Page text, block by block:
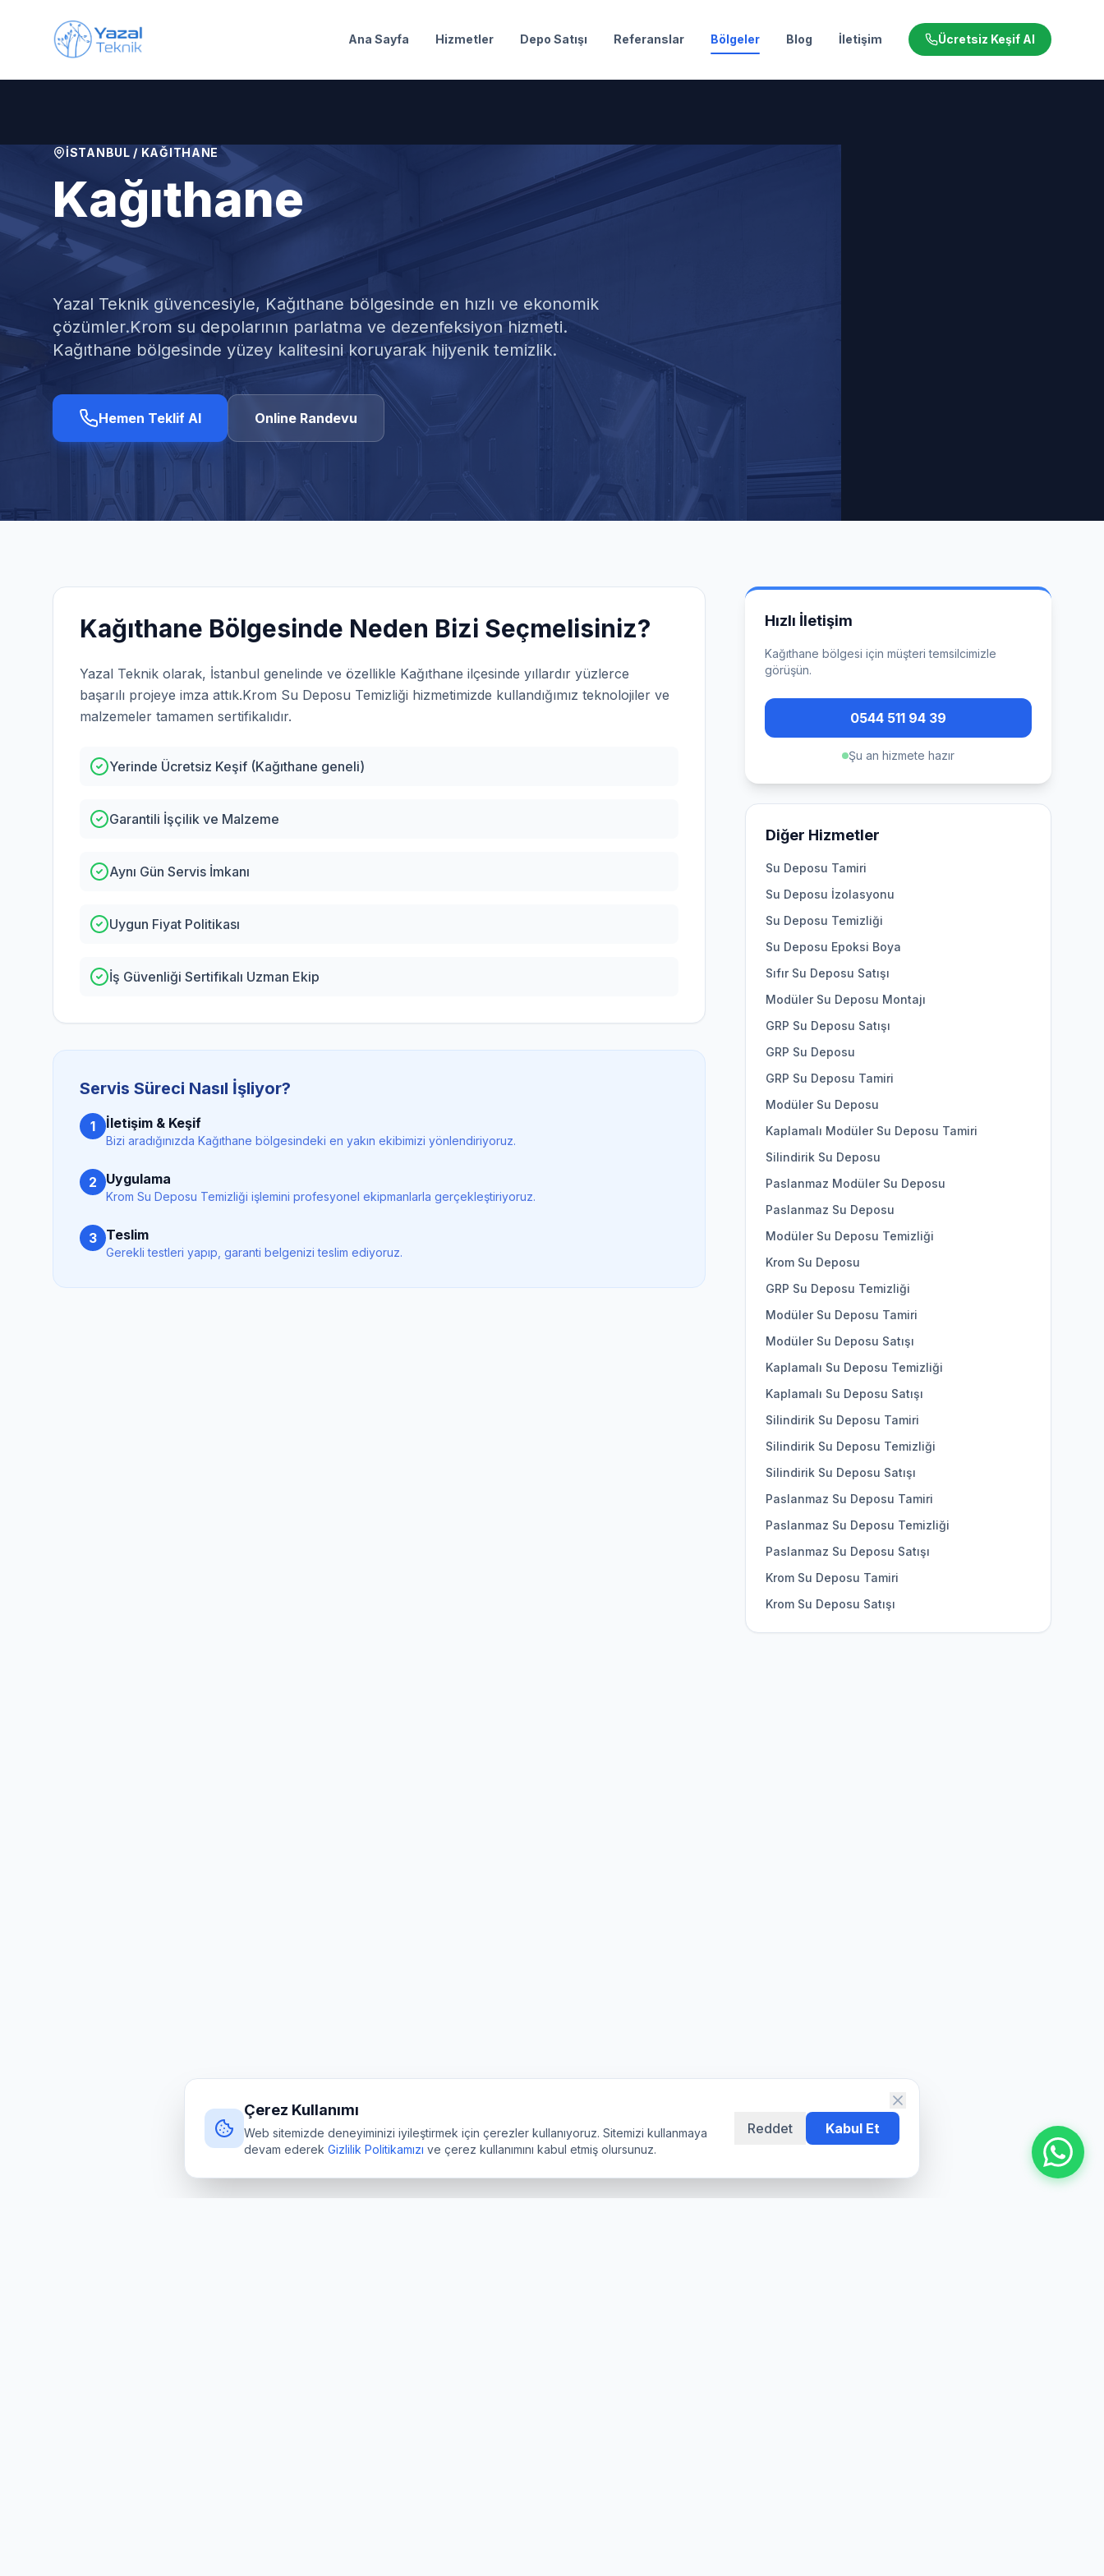
Ana Sayfa Hizmetler Depo Satışı Referanslar Bölgeler Blog İletişim Ücretsiz Keşif Al
İSTANBUL / KAĞITHANE
Kağıthane
Krom Su Deposu Temizliği
Yazal Teknik güvencesiyle, Kağıthane bölgesinde en hızlı ve ekonomik
çözümler.Krom su depolarının parlatma ve dezenfeksiyon hizmeti.
Kağıthane bölgesinde yüzey kalitesini koruyarak hijyenik temizlik.
Hemen Teklif Al Online Randevu
Kağıthane Bölgesinde Neden Bizi Seçmelisiniz?
Yazal Teknik olarak, İstanbul genelinde ve özellikle Kağıthane ilçesinde yıllardır yüzlerce
başarılı projeye imza attık.Krom Su Deposu Temizliği hizmetimizde kullandığımız teknolojiler ve
malzemeler tamamen sertifikalıdır.
Yerinde Ücretsiz Keşif (Kağıthane geneli)
Garantili İşçilik ve Malzeme
Aynı Gün Servis İmkanı
Uygun Fiyat Politikası
İş Güvenliği Sertifikalı Uzman Ekip
Servis Süreci Nasıl İşliyor?
1 İletişim & Keşif
Bizi aradığınızda Kağıthane bölgesindeki en yakın ekibimizi yönlendiriyoruz.
2 Uygulama
Krom Su Deposu Temizliği işlemini profesyonel ekipmanlarla gerçekleştiriyoruz.
3 Teslim
Gerekli testleri yapıp, garanti belgenizi teslim ediyoruz.
Hızlı İletişim
Kağıthane bölgesi için müşteri temsilcimizle
görüşün.
0544 511 94 39
Şu an hizmete hazır
Diğer Hizmetler
Su Deposu Tamiri
Su Deposu İzolasyonu
Su Deposu Temizliği
Su Deposu Epoksi Boya
Sıfır Su Deposu Satışı
Modüler Su Deposu Montajı
GRP Su Deposu Satışı
GRP Su Deposu
GRP Su Deposu Tamiri
Modüler Su Deposu
Kaplamalı Modüler Su Deposu Tamiri
Silindirik Su Deposu
Paslanmaz Modüler Su Deposu
Paslanmaz Su Deposu
Modüler Su Deposu Temizliği
Krom Su Deposu
GRP Su Deposu Temizliği
Modüler Su Deposu Tamiri
Modüler Su Deposu Satışı
Kaplamalı Su Deposu Temizliği
Kaplamalı Su Deposu Satışı
Silindirik Su Deposu Tamiri
Silindirik Su Deposu Temizliği
Silindirik Su Deposu Satışı
Paslanmaz Su Deposu Tamiri
Paslanmaz Su Deposu Temizliği
Paslanmaz Su Deposu Satışı
Krom Su Deposu Tamiri
Krom Su Deposu Satışı
Çerez Kullanımı
Web sitemizde deneyiminizi iyileştirmek için çerezler kullanıyoruz. Sitemizi kullanmaya
devam ederek Gizlilik Politikamızı ve çerez kullanımını kabul etmiş olursunuz.
Reddet Kabul Et